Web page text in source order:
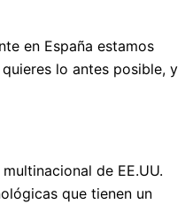
en España estamos
lo antes posible, y
de EE.UU.
que tienen un